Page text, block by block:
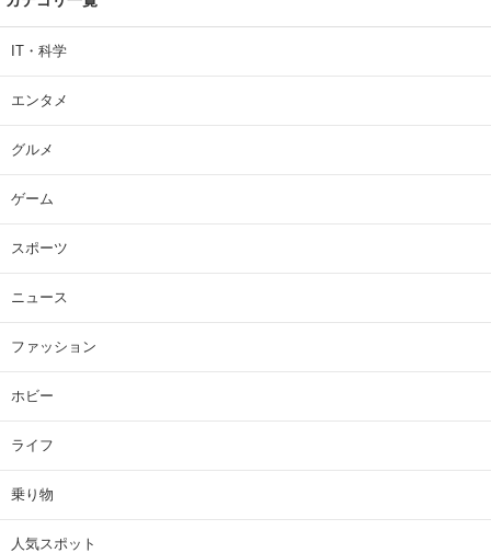
IT・科学
エンタメ
グルメ
ゲーム
スポーツ
ニュース
ファッション
ホビー
ライフ
乗り物
人気スポット